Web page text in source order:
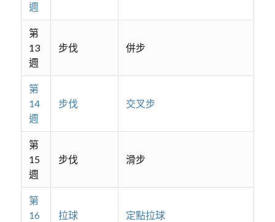
週
第
13
週
步伐 併步
第
14
週
步伐 交叉步
第
15
週
步伐 滑步
第
16
拉球 定點拉球